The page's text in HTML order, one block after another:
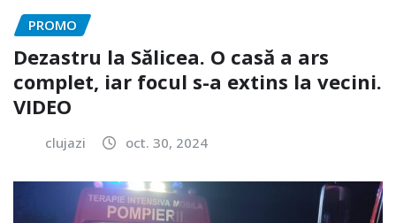
PROMO
Dezastru la Sălicea. O casă a ars
complet, iar focul s-a extins la vecini.
VIDEO
clujazi oct. 30, 2024